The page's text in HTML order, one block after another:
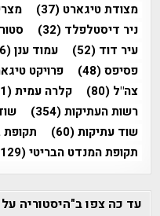
מצודת טיגארט (37)
ניר דיסטלפלד (32)
עיר דוד (52) עמוד ענן(146)
פסיפס(48) פרויקט
צה"ל (80) קלרה עמית(51)
רשות העתיקות(354)
שוד עתיקות(60) תקופת
תקופת המנדט הבריטי(129)
עד כה צפו ב"היסטוריה